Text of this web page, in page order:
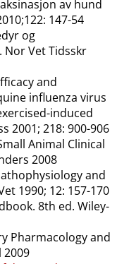
av hund
147-54
og
Nor Vet Tidsskr
and
influenza virus
induced
2001; 218: 900-906
Animal Clinical
2008
and
1990; 12: 157-170
8th ed. Wiley-
Pharmacology and
2009